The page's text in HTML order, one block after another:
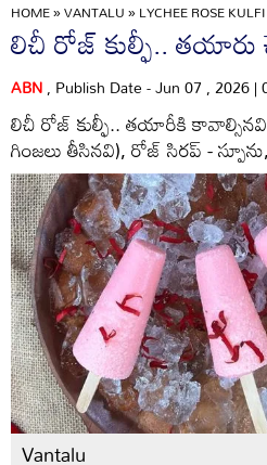
HOME»VANTALU»LYCHEE ROSE
లిచీ రోజ్‌ కుల్ఫీ..
ABN, Publish Date - Jun 07 , 2026 |
లిచీ రోజ్‌ కుల్ఫీ.. తయారీకి కావాల్సినవి..
గింజలు తీసినవి), రోజ్‌ సిరప్‌ - స్పూను,
Vantalu